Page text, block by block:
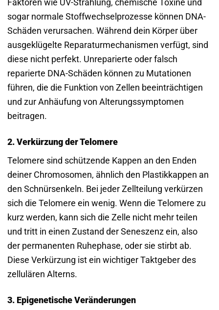
Faktoren wie UV-Strahlung, chemische Toxine und
sogar normale Stoffwechselprozesse können DNA-
Schäden verursachen. Während dein Körper über
ausgeklügelte Reparaturmechanismen verfügt, sind
diese nicht perfekt. Unreparierte oder falsch
reparierte DNA-Schäden können zu Mutationen
führen, die die Funktion von Zellen beeinträchtigen
und zur Anhäufung von Alterungssymptomen
beitragen.
2. Verkürzung der Telomere
Telomere sind schützende Kappen an den Enden
deiner Chromosomen, ähnlich den Plastikkappen an
den Schnürsenkeln. Bei jeder Zellteilung verkürzen
sich die Telomere ein wenig. Wenn die Telomere zu
kurz werden, kann sich die Zelle nicht mehr teilen
und tritt in einen Zustand der Seneszenz ein, also
der permanenten Ruhephase, oder sie stirbt ab.
Diese Verkürzung ist ein wichtiger Taktgeber des
zellulären Alterns.
3. Epigenetische Veränderungen